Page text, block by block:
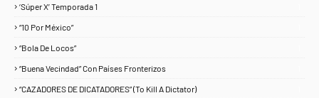
‘Súper X’ Temporada 1
“10 Por México”
“Bola De Locos”
“Buena Vecindad” Con Países Fronterizos
“CAZADORES DE DICATADORES” (To Kill A Dictator)